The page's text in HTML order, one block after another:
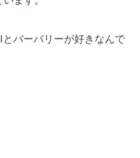
バーバリーが好きなんで